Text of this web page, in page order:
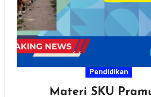
Pendidikan
Materi SKU